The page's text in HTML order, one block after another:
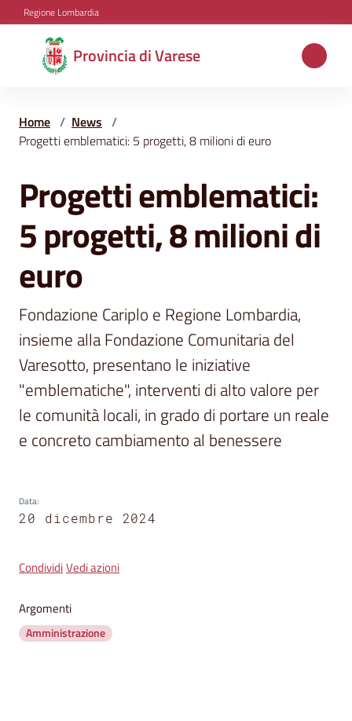
Vai al contenuto
Vai alla navigazione
Vai al footer
Regione Lombardia
Provincia di Varese
Provincia
di
tematiche
Amministrazione
Servizi
e
segnalazioni
News
Menu selezionato
Eventi
Seguici
su
Home / News /
Progetti emblematici: 5 progetti, 8 milioni di euro
Salta al contenuto
Progetti emblematici:
5 progetti, 8 milioni di
euro
Fondazione Cariplo e Regione Lombardia,
insieme alla Fondazione Comunitaria del
Varesotto, presentano le iniziative
"emblematiche", interventi di alto valore per
le comunità locali, in grado di portare un reale
e concreto cambiamento al benessere
Data:
20 dicembre 2024
CondividiVedi azioni
Argomenti
Amministrazione